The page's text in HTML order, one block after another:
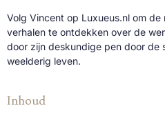
Volg Vincent op Luxueus.nl om
verhalen te ontdekken over de
door zijn deskundige pen door de
weelderig leven.
Inhoud